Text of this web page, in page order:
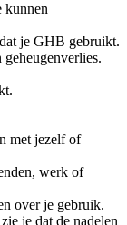
kunnen
je GHB gebruikt.
geheugenverlies.
met jezelf of
werk of
over je gebruik.
je dat de nadelen